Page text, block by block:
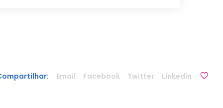
Email Facebook Twitter Linkedin